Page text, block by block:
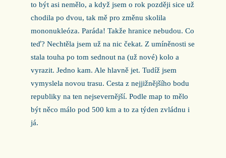
to být asi nemělo, a když jsem o rok později sice už
chodila po dvou, tak mě pro změnu skolila
mononukleóza. Paráda! Takže hranice nebudou. Co
teď? Nechtěla jsem už na nic čekat. Z umíněnosti se
stala touha po tom sednout na (už nové) kolo a
vyrazit. Jedno kam. Ale hlavně jet. Tudíž jsem
vymyslela novou trasu. Cesta z nejjižnějšího bodu
republiky na ten nejsevernější. Podle map to mělo
být něco málo pod 500 km a to za týden zvládnu i
já.